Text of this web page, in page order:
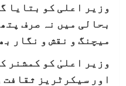
وزیر اعلی کو بتایا
بحالی میں نہ صرف
میچنگ و نقش و نگار
وزیر اعلیٰ کو کمشنر
اور سیکرٹریز ثقافت